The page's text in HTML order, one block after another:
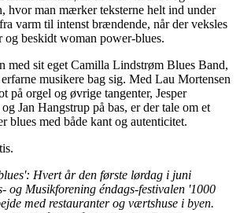
hvor man mærker teksterne helt ind under
varm til intenst brændende, når der veksles
og beskidt woman power-blues.
med sit eget Camilla Lindstrøm Blues Band,
musikere bag sig. Med Lau Mortensen
på orgel og øvrige tangenter, Jesper
Jan Hangstrup på bas, er der tale om et
blues med både kant og autenticitet.
Hvert år den første lørdag i juni
og Musikforening éndags-festivalen '1000
med restauranter og værtshuse i byen.